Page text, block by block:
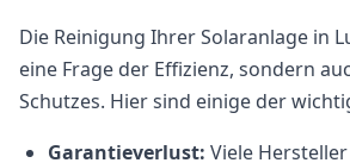
Die Reinigung Ihrer Solaranlage in
eine Frage der Effizienz, sondern
Schutzes. Hier sind einige der
Garantieverlust: Viele